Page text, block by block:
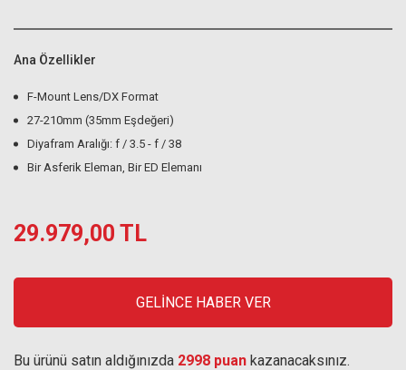
Ana Özellikler
F-Mount Lens/DX Format
27-210mm (35mm Eşdeğeri)
Diyafram Aralığı: f / 3.5 - f / 38
Bir Asferik Eleman, Bir ED Elemanı
29.979,00 TL
GELİNCE HABER VER
Bu ürünü satın aldığınızda 2998 puan kazanacaksınız.